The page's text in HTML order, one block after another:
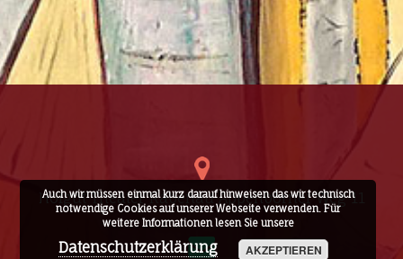
Hofgut Theater Rabenau Appenborner Weg 11
Auch wir müssen einmal kurz darauf hinweisen das wir technisch
notwendige Cookies auf unserer Webseite verwenden. Für
weitere Informationen lesen Sie unsere
Datenschutzerklärung AKZEPTIEREN